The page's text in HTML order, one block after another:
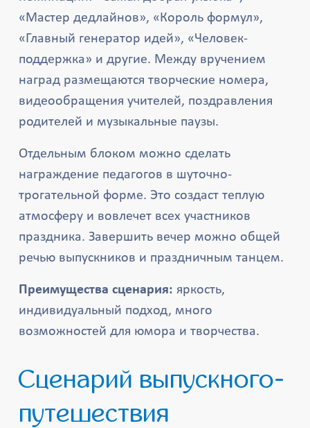
«Мастер дедлайнов», «Король формул»,
«Главный генератор идей», «Человек-
поддержка» и другие. Между вручением
наград размещаются творческие номера,
видеообращения учителей, поздравления
родителей и музыкальные паузы.
Отдельным блоком можно сделать
награждение педагогов в шуточно-
трогательной форме. Это создаст теплую
атмосферу и вовлечет всех участников
праздника. Завершить вечер можно общей
речью выпускников и праздничным танцем.
Преимущества сценария: яркость,
индивидуальный подход, много
возможностей для юмора и творчества.
Сценарий выпускного-
путешествия